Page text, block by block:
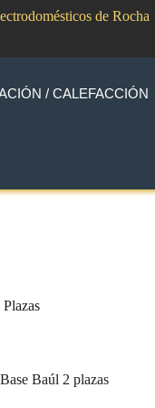
de Rocha
/ CALEFACCIÓN
Baúl 2 plazas